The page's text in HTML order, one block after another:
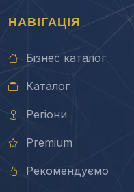
НАВІГАЦІЯ
Бізнес каталог
Каталог
Регіони
Premium
Рекомендуємо